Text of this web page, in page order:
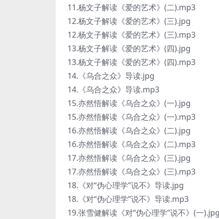
11.杨文子解读《爱的艺术》(二).mp3
12.杨文子解读《爱的艺术》(三).jpg
12.杨文子解读《爱的艺术》(三).mp3
13.杨文子解读《爱的艺术》(四).jpg
13.杨文子解读《爱的艺术》(四).mp3
14.《乌合之众》导读.jpg
14.《乌合之众》导读.mp3
15.亦然悟解读《乌合之众》(一).jpg
15.亦然悟解读《乌合之众》(一).mp3
16.亦然悟解读《乌合之众》(二).jpg
16.亦然悟解读《乌合之众》(二).mp3
17.亦然悟解读《乌合之众》(三).jpg
17.亦然悟解读《乌合之众》(三).mp3
18.《对“伪心理学”说不》导读.jpg
18.《对“伪心理学”说不》导读.mp3
19.张雪健解读《对“伪心理学”说不》(一